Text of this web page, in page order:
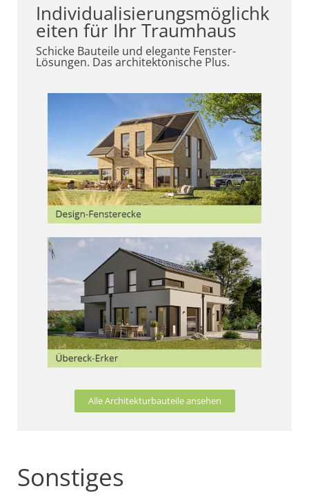
Individualisierungsmöglichk
eiten für Ihr Traumhaus
Schicke Bauteile und elegante Fenster-
Lösungen. Das architektonische Plus.
Alle Architekturbauteile ansehen
Sonstiges